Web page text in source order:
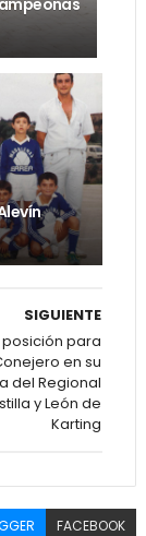
SIGUIENTE
para
en su
del Regional
y León de
Karting
FACEBOOK